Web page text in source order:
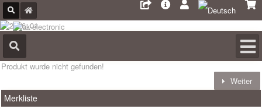
Produkt wurde nicht gefunden!
Weiter
Merkliste